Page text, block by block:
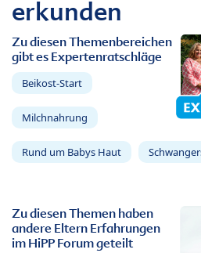
erkunden
Zu diesen Themenbereichen
gibt es Expertenratschläge
Beikost-Start
Milchnahrung
Rund um Babys Haut
Zu diesen Themen haben
andere Eltern Erfahrungen
im HiPP Forum geteilt